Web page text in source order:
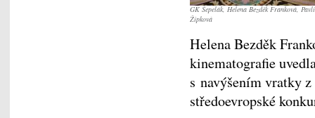
GK Šepelák, Helena Bezděk Franková,
Žipková
Helena Bezděk
kinematografie
s navýšením vratky
středoevropské